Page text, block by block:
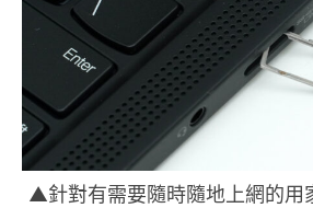
▲針對有需要隨時隨地上網的用